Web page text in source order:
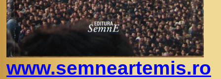
www.semneartemis.ro